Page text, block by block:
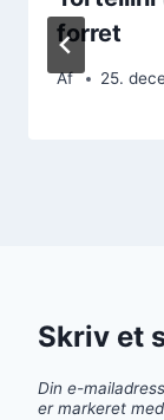
forret
Af 25.
Skriv et
Din e-
er markeret med